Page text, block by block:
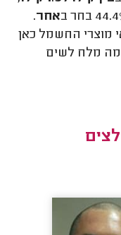
אחר.
מוצרי החשמל כאן
מלח לשים